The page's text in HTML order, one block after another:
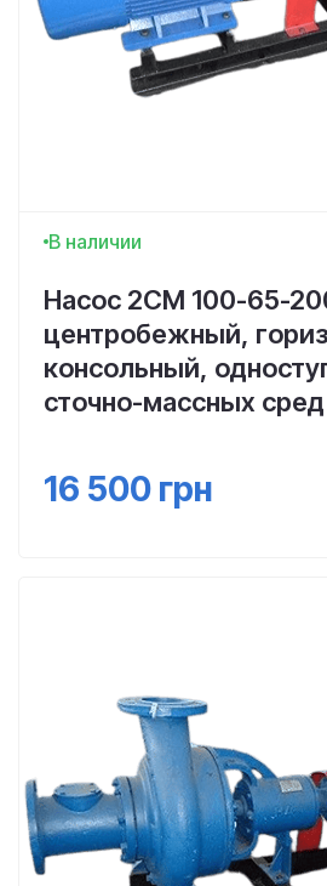
В наличии
Насос 2СМ 100-65-
центробежный,
консольный,
сточно-массных сред
16 500 грн